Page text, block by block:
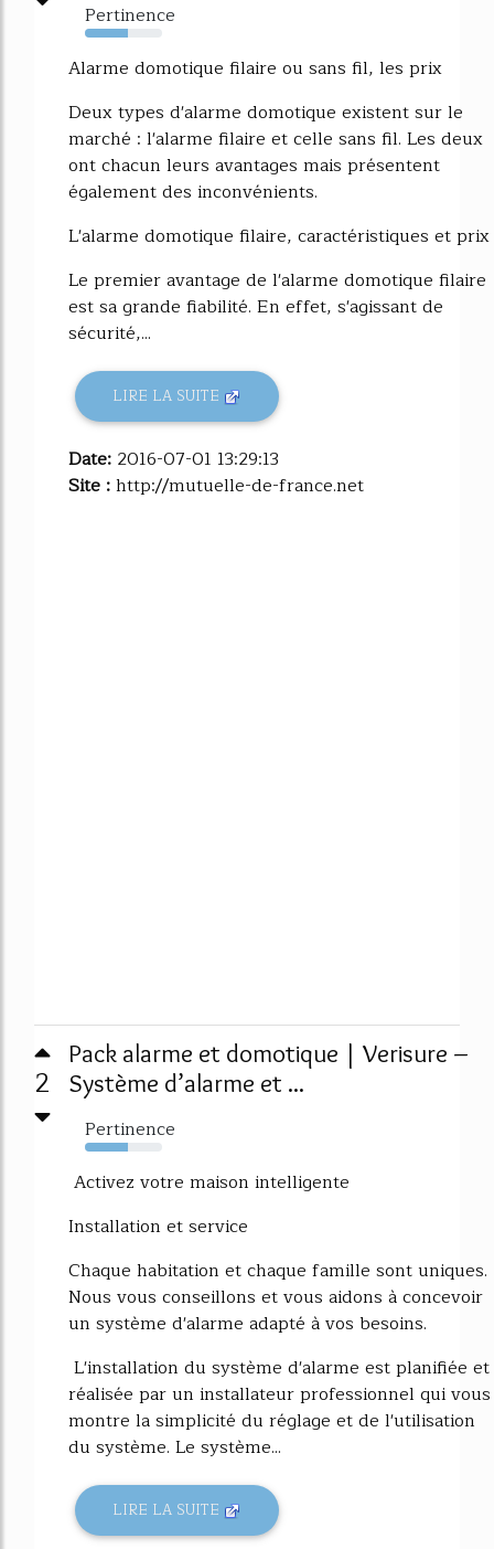
Pertinence
56%
Alarme domotique filaire ou sans fil, les prix
Deux types d'alarme domotique existent sur le
marché : l'alarme filaire et celle sans fil. Les deux
ont chacun leurs avantages mais présentent
également des inconvénients.
L'alarme domotique filaire, caractéristiques et prix
Le premier avantage de l'alarme domotique filaire
est sa grande fiabilité. En effet, s'agissant de
sécurité,...
LIRE LA SUITE
Date: 2016-07-01 13:29:13
Site :http://mutuelle-de-france.net
2
Pack alarme et domotique | Verisure –
Système d’alarme et ...
Pertinence
55%
Activez votre maison intelligente
Installation et service
Chaque habitation et chaque famille sont uniques.
Nous vous conseillons et vous aidons à concevoir
un système d'alarme adapté à vos besoins.
L'installation du système d'alarme est planifiée et
réalisée par un installateur professionnel qui vous
montre la simplicité du réglage et de l'utilisation
du système. Le système...
LIRE LA SUITE